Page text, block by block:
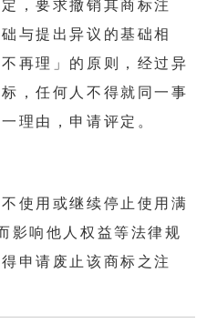
，要求撤销其商标注
与提出异议的基础相
再理」的原则，经过异
，任何人不得就同一事
理由，申请评定。
使用或继续停止使用满
影响他人权益等法律规
申请废止该商标之注